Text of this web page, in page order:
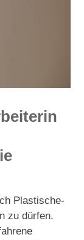
Plastische-
zu dürfen.